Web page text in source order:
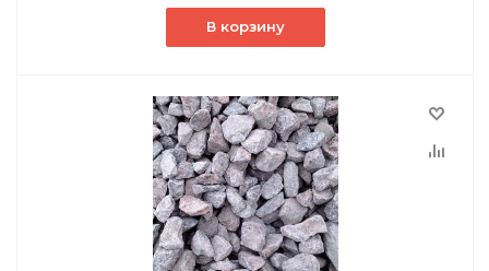
В корзину